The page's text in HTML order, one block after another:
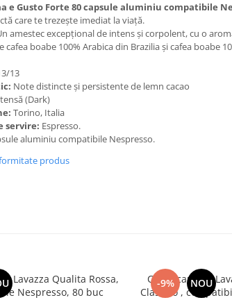
e Gusto Forte 80 capsule aluminiu compatibile
care te trezește imediat la viață.
amestec excepțional de intens și corpolent, cu o
boabe 100% Arabica din Brazilia și cafea boabe
13
Note distincte și persistente de lemn cacao
(Dark)
Torino, Italia
servire: Espresso.
aluminiu compatibile Nespresso.
produs
Lavazza Qualita Rossa,
Nespresso, 80 buc
-9% NOU
Cafea capsule
Classico ,